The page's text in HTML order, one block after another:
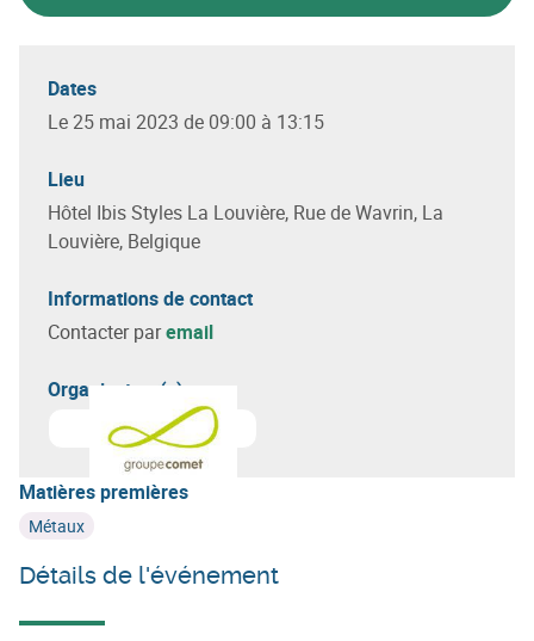
Dates
Le 25 mai 2023 de 09:00 à 13:15
Lieu
Hôtel Ibis Styles La Louvière, Rue de Wavrin, La
Louvière, Belgique
Informations de contact
Contacter paremail
Organisateur(s)
En savoir plus sur
Matières premières
Métaux
Détails de l'événement